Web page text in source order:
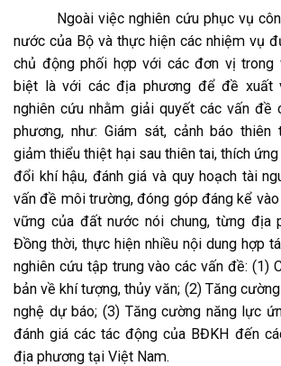
Ngoài việc nghiên cứu phục vụ
nước của Bộ và thực hiện các nhiệm vụ
chủ động phối hợp với các đơn vị trong
biệt là với các địa phương để đề xuất
nghiên cứu nhằm giải quyết các vấn đề
phương, như: Giám sát, cảnh báo thiên
giảm thiểu thiệt hại sau thiên tai, thích
đổi khí hậu, đánh giá và quy hoạch tài
vấn đề môi trường, đóng góp đáng kể
vững của đất nước nói chung, từng địa
Đồng thời, thực hiện nhiều nội dung hợp
nghiên cứu tập trung vào các vấn đề: (1)
bản về khí tượng, thủy văn; (2) Tăng
nghệ dự báo; (3) Tăng cường năng lực
đánh giá các tác động của BĐKH đến
địa phương tại Việt Nam.